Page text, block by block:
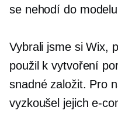
se nehodí do
Vybrali jsme si Wix,
použil k vytvoření
snadné založit. Pro
vyzkoušel jejiche-